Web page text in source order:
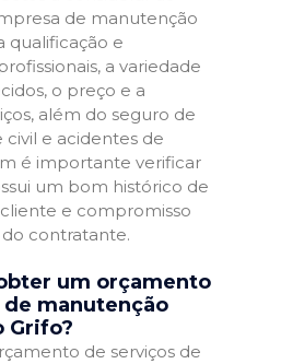
de manutenção
qualificação e
a variedade
o preço e a
além do seguro de
civil e acidentes de
é importante verificar
um bom histórico de
e compromisso
contratante.
um orçamento
de manutenção
Grifo?
de serviços de